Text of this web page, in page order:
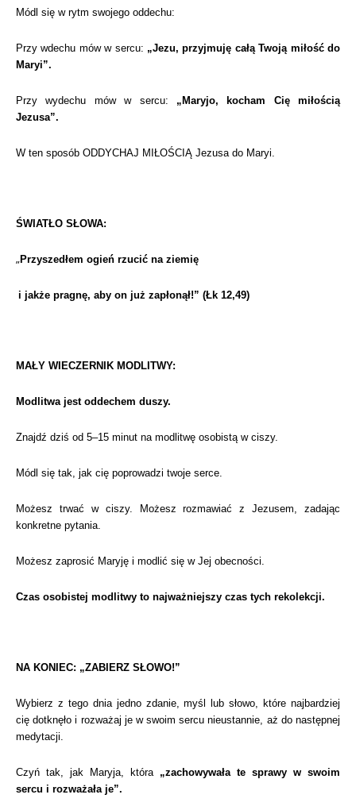
Módl się w rytm swojego oddechu:
Przy wdechu mów w sercu: „Jezu, przyjmuję całą Twoją miłość do
Maryi”.
Przy wydechu mów w sercu: „Maryjo, kocham Cię miłością
Jezusa”.
W ten sposób ODDYCHAJ MIŁOŚCIĄ Jezusa do Maryi.
ŚWIATŁO SŁOWA:
„Przyszedłem ogień rzucić na ziemię
i jakże pragnę, aby on już zapłonął!” (Łk 12,49)
MAŁY WIECZERNIK MODLITWY:
Modlitwa jest oddechem duszy.
Znajdź dziś od 5–15 minut na modlitwę osobistą w ciszy.
Módl się tak, jak cię poprowadzi twoje serce.
Możesz trwać w ciszy. Możesz rozmawiać z Jezusem, zadając
konkretne pytania.
Możesz zaprosić Maryję i modlić się w Jej obecności.
Czas osobistej modlitwy to najważniejszy czas tych rekolekcji.
NA KONIEC: „ZABIERZ SŁOWO!”
Wybierz z tego dnia jedno zdanie, myśl lub słowo, które najbardziej
cię dotknęło i rozważaj je w swoim sercu nieustannie, aż do następnej
medytacji.
Czyń tak, jak Maryja, która „zachowywała te sprawy w swoim
sercu i rozważała je”.